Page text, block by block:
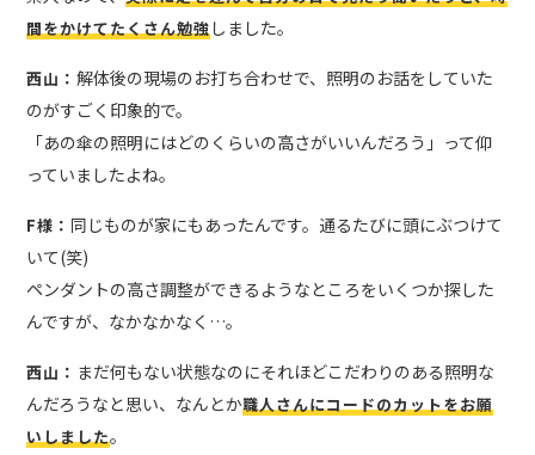
間をかけてたくさん勉強しました。
西山：解体後の現場のお打ち合わせで、照明のお話をしていた
のがすごく印象的で。
「あの傘の照明にはどのくらいの高さがいいんだろう」って仰
っていましたよね。
F様： 同じものが家にもあったんです。通るたびに頭にぶつけて
いて(笑)
ペンダントの高さ調整ができるようなところをいくつか探した
んですが、なかなかなく…。
西山： まだ何もない状態なのにそれほどこだわりのある照明な
んだろうなと思い、なんとか職人さんにコードのカットをお願
いしました。